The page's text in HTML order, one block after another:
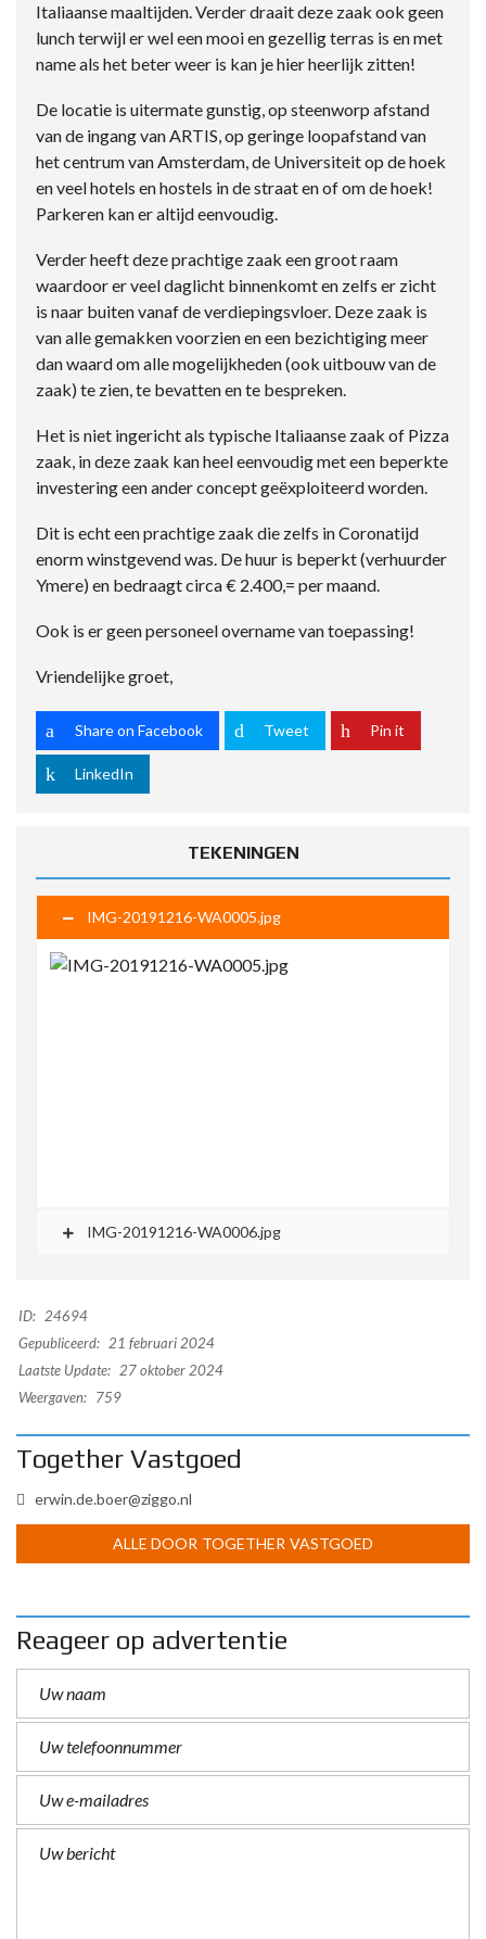
Italiaanse maaltijden. Verder draait deze zaak ook geen
lunch terwijl er wel een mooi en gezellig terras is en met
name als het beter weer is kan je hier heerlijk zitten!
De locatie is uitermate gunstig, op steenworp afstand
van de ingang van ARTIS, op geringe loopafstand van
het centrum van Amsterdam, de Universiteit op de hoek
en veel hotels en hostels in de straat en of om de hoek!
Parkeren kan er altijd eenvoudig.
Verder heeft deze prachtige zaak een groot raam
waardoor er veel daglicht binnenkomt en zelfs er zicht
is naar buiten vanaf de verdiepingsvloer. Deze zaak is
van alle gemakken voorzien en een bezichtiging meer
dan waard om alle mogelijkheden (ook uitbouw van de
zaak) te zien, te bevatten en te bespreken.
Het is niet ingericht als typische Italiaanse zaak of Pizza
zaak, in deze zaak kan heel eenvoudig met een beperkte
investering een ander concept geëxploiteerd worden.
Dit is echt een prachtige zaak die zelfs in Coronatijd
enorm winstgevend was. De huur is beperkt (verhuurder
Ymere) en bedraagt circa € 2.400,= per maand.
Ook is er geen personeel overname van toepassing!
Vriendelijke groet,
Share on Facebook Tweet Pin it
LinkedIn
TEKENINGEN
IMG-20191216-WA0005.jpg
IMG-20191216-WA0006.jpg
ID: 24694
Gepubliceerd: 21 februari 2024
Laatste Update: 27 oktober 2024
Weergaven: 759
Together Vastgoed
erwin.de.boer@ziggo.nl
ALLE DOOR TOGETHER VASTGOED
Reageer op advertentie